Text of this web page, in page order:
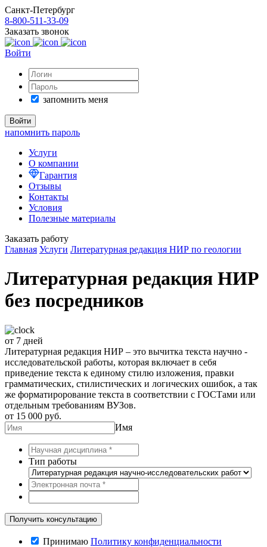
Санкт-Петербург
8-800-511-33-09
Заказать звонок
Войти
запомнить меня
напомнить пароль
Услуги
О компании
Гарантия
Отзывы
Контакты
Условия
Полезные материалы
Заказать работу
Главная Услуги Литературная редакция НИР по геологии
Литературная редакция НИР
без посредников
от 7 дней
Литературная редакция НИР – это вычитка текста научно -
исследовательской работы, которая включает в себя
приведение текста к единому стилю изложения, правки
грамматических, стилистических и логических ошибок, а так
же форматирорование текста в соответствии с ГОСТами или
отдельным требованиям ВУЗов.
от 15 000 руб.
Имя
Тип работы
Принимаю Политику конфиденциальности